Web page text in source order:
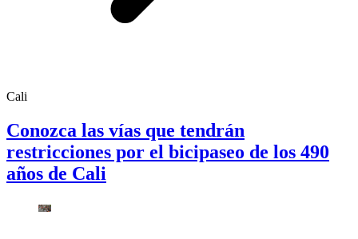
Cali
Conozca las vías que tendrán
restricciones por el bicipaseo de los 490
años de Cali